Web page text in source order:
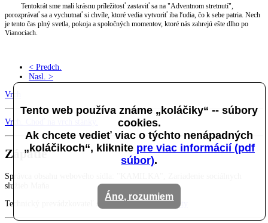
Tentokrát sme mali krásnu príležitosť zastaviť sa na "Adventnom stretnutí",
porozprávať sa a vychutnať si chvíle, ktoré vedia vytvoriť iba ľudia, čo k sebe patria. Nech
je tento čas plný svetla, pokoja a spoločných momentov, ktoré nás zahrejú ešte dlho po
Vianociach.
< Predch.
Nasl. >
Vrch
Vrch
Zápätie
Správca obsahu webového sídla: "KAMILKA", Zariadenie sociálnych
služieb Maňa
Technický prevádzkovateľ stránky, hosting:Webfinity
Tento web používa známe „koláčiky“ -- súbory
cookies.
Ak chcete vedieť viac o týchto nenápadných
„koláčikoch“, kliknite pre viac informácií (pdf
súbor).
Áno, rozumiem